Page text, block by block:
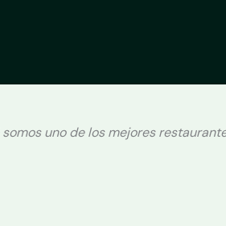
somos uno de los mejores